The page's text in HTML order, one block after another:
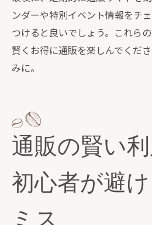
ンダーや特別イベント情報をチ
つけると良いでしょう。これらの
賢くお得に通販を楽しんでくだ
みに。
通販の賢い
初心者が避